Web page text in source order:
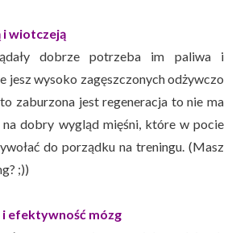
i wiotczeją
dobrze potrzeba im paliwa i
jesz wysoko zagęszczonych odżywczo
zaburzona jest regeneracja to nie ma
na dobry wygląd mięśni, które w pocie
do porządku na treningu. (Masz
;))
efektywność mózg